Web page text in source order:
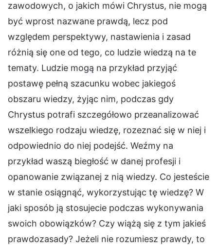
zawodowych, o jakich mówi Chrystus, nie mogą
być wprost nazwane prawdą, lecz pod
względem perspektywy, nastawienia i zasad
różnią się one od tego, co ludzie wiedzą na te
tematy. Ludzie mogą na przykład przyjąć
postawę pełną szacunku wobec jakiegoś
obszaru wiedzy, żyjąc nim, podczas gdy
Chrystus potrafi szczegółowo przeanalizować
wszelkiego rodzaju wiedzę, rozeznać się w niej i
odpowiednio do niej podejść. Weźmy na
przykład waszą biegłość w danej profesji i
opanowanie związanej z nią wiedzy. Co jesteście
w stanie osiągnąć, wykorzystując tę wiedzę? W
jaki sposób ją stosujecie podczas wykonywania
swoich obowiązków? Czy wiążą się z tym jakieś
prawdozasady? Jeżeli nie rozumiesz prawdy, to